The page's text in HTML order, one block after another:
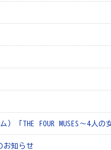
「THE FOUR MUSES～4人
お知らせ